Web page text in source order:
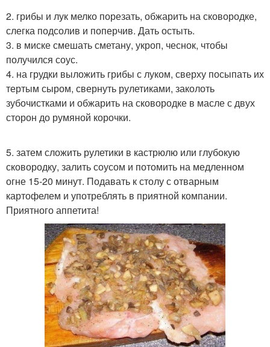
2. грибы и лук мелко порезать, обжарить на сковородке,
слегка подсолив и поперчив. Дать остыть.
3. в миске смешать сметану, укроп, чеснок, чтобы
получился соус.
4. на грудки выложить грибы с луком, сверху посыпать их
тертым сыром, свернуть рулетиками, заколоть
зубочистками и обжарить на сковородке в масле с двух
сторон до румяной корочки.
5. затем сложить рулетики в кастрюлю или глубокую
сковородку, залить соусом и потомить на медленном
огне 15-20 минут. Подавать к столу с отварным
картофелем и употреблять в приятной компании.
Приятного аппетита!